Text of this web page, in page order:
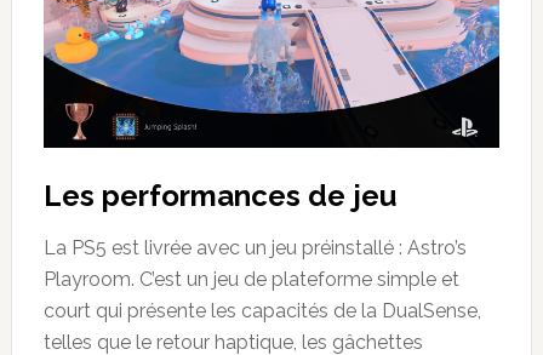
Les performances de jeu
La PS5 est livrée avec un jeu préinstallé : Astro’s
Playroom. C’est un jeu de plateforme simple et
court qui présente les capacités de la DualSense,
telles que le retour haptique, les gâchettes